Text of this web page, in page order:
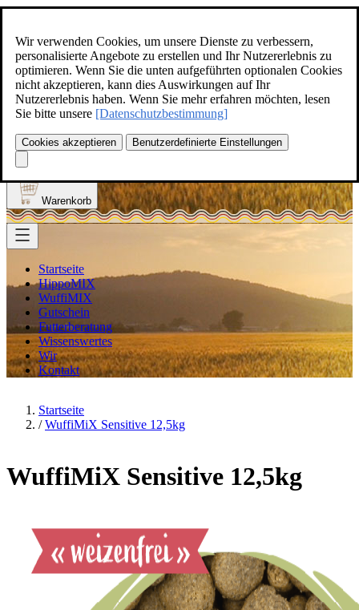
Wir verwenden Cookies, um unsere Dienste zu verbessern,
personalisierte Angebote zu erstellen und Ihr Nutzererlebnis zu
optimieren. Wenn Sie die unten aufgeführten optionalen Cookies
nicht akzeptieren, kann dies Auswirkungen auf Ihr
Nutzererlebnis haben. Wenn Sie mehr erfahren möchten, lesen
Sie bitte unsere [Datenschutzbestimmung]
Cookies akzeptieren Benutzerdefinierte Einstellungen
Zum Inhalt springen
+49(0)5129-308
Produkt finden
0
Warenkorb
Startseite
HippoMIX
WuffiMIX
Gutschein
Futterberatung
Wissenswertes
Wir
Kontakt
Startseite
/ WuffiMiX Sensitive 12,5kg
WuffiMiX Sensitive 12,5kg